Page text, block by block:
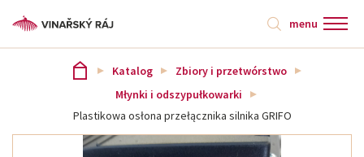
menu
Katalog
Zbiory i przetwórstwo
Młynki i odszypułkowarki
Plastikowa osłona przełącznika silnika GRIFO